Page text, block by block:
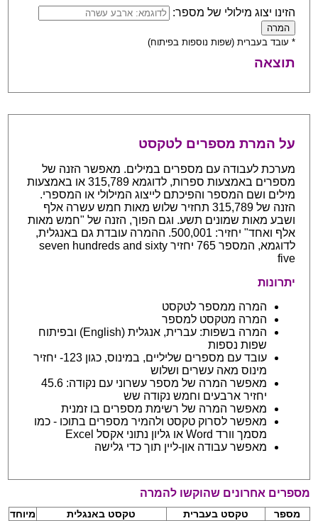
הזינו יצוג מילולי של מספר:
* עובד בעברית (שפות נוספות בפיתוח)
תוצאה
על המרת מספרים לטקסט
מערכת לעבודה עם מספרים במילים. מאפשר הזנה של
מספרים באמצעות ספרות, לדוגמא 315,789 או באמצעות
מילים ושם המספר והפיכתם לייצוג המילולי או המספרי.
הזנה של 315,789 תחזיר שלוש מאות חמש עשרה אלף
ושבע מאות שמונים תשע. וגם הפוך, הזנה של "חמש מאות
אלף ואחד" יחזיר: 500,001. ההמרה עובדת גם באנגלית,
לדוגמא, המספר 765 יחזיר seven hundreds and sixty
five
יתרונות
המרה ממספר לטקסט
המרה מטקסט למספר
המרה בשפות: עברית, אנגלית (English) ובפיתוח
שפות נספות
עובד עם מספרים שליליים, במינוס, כגון 123- יחזיר
מינוס מאה עשרים ושלוש
מאפשר המרה של מספר עשרוני עם נקודה: 45.6
יחזיר ארבעים וחמש נקודה שש
מאפשר המרה של רשימת מספרים בו זמנית
מאפשר לסרוק טקסט ולהמיר מספרים בתוכו - כמו
מסמך וורד Word או גליון נתוני אקסל Excel
מאפשר עבודה און-ליין תוך כדי גלישה
מספרים אחרונים שהוקשו להמרה
מספר טקסט בעברית טקסט באנגלית
מיוחד